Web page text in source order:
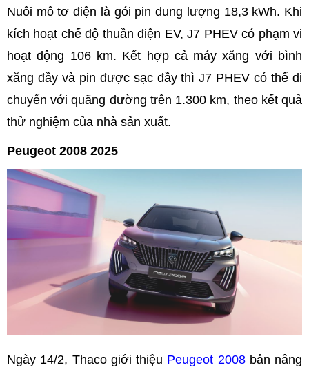
Nuôi mô tơ điện là gói pin dung lượng 18,3 kWh. Khi
kích hoạt chế độ thuần điện EV, J7 PHEV có phạm vi
hoạt động 106 km. Kết hợp cả máy xăng với bình
xăng đầy và pin được sạc đầy thì J7 PHEV có thể di
chuyển với quãng đường trên 1.300 km, theo kết quả
thử nghiệm của nhà sản xuất.
Peugeot 2008 2025
Ngày 14/2, Thaco giới thiệu Peugeot 2008bản nâng